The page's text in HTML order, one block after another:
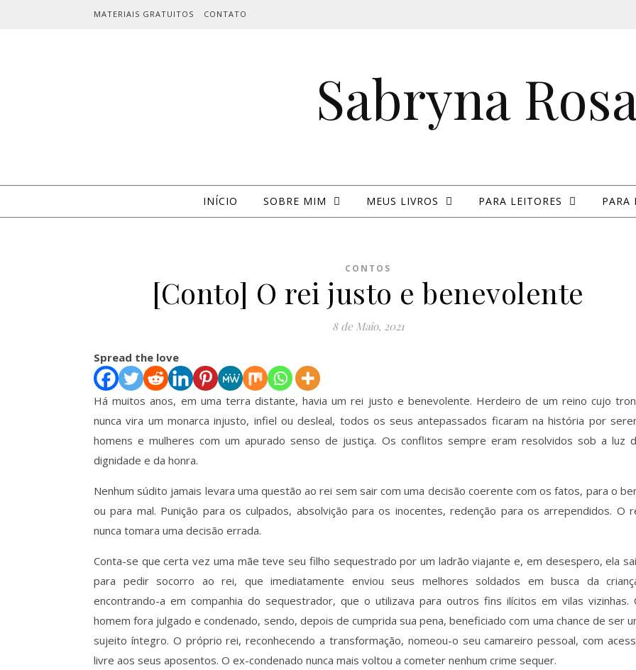
MATERIAIS GRATUITOS CONTATO
Sabryna
INÍCIO SOBRE MIM MEUS LIVROS PARA LEITORES PARA
CONTOS
[Conto] O rei justo e benevolente
8 de Maio, 2021
Spread the love
Há muitos anos, em uma terra distante, havia um rei justo e benevolente. Herdeiro de um reino cujo
nunca vira um monarca injusto, infiel ou desleal, todos os seus antepassados ficaram na história por
homens e mulheres com um apurado senso de justiça. Os conflitos sempre eram resolvidos sob a luz
dignidade e da honra.
Nenhum súdito jamais levara uma questão ao rei sem sair com uma decisão coerente com os fatos, para o
ou para mal. Punição para os culpados, absolvição para os inocentes, redenção para os arrependidos. O
nunca tomara uma decisão errada.
Conta-se que certa vez uma mãe teve seu filho sequestrado por um ladrão viajante e, em desespero, ela
para pedir socorro ao rei, que imediatamente enviou seus melhores soldados em busca da
encontrando-a em companhia do sequestrador, que o utilizava para outros fins ilícitos em vilas vizinhas.
homem fora julgado e condenado, sendo, depois de cumprida sua pena, beneficiado com uma chance de ser
sujeito íntegro. O próprio rei, reconhecendo a transformação, nomeou-o seu camareiro pessoal, com
livre aos seus aposentos. O ex-condenado nunca mais voltou a cometer nenhum crime sequer.